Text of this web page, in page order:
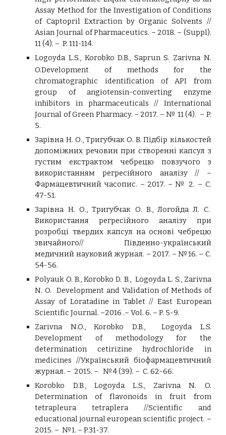
Assay Method for the Investigation of Conditions
of Captopril Extraction by Organic Solvents //
Asian Journal of Pharmaceutics. – 2018. – (Suppl).
11 (4). – P. 111-114.
Logoyda L.S., Korobko D.B., Saprun S. Zarivna N.
O.Development of methods for the
chromatographic identification of API from
group of angiotensin-converting enzyme
inhibitors in pharmaceuticals // International
Journal of Green Pharmacy. – 2017. – № 11 (4). – P.
5.
Зарівна Н. О., Тригубчак О. B. Підбір кількостей
допоміжних речовин при створенні капсул з
густим екстрактом чебрецю повзучого з
використанням регресійного аналізу // –
Фармацевтичний часопис. – 2017. – № 2. – С.
47-51.
Зарівна Н. О., Тригубчак О. B., Логойда Л. С.
Використання регресійного аналізу при
розробці твердих капсул на основі чебрецю
звичайного// Південно-український
медичний науковий журнал. – 2017. – №16. – С.
54-56.
Polyauk O. B., Korobko D. B., Logoyda L. S., Zarivna
N. O. Development and Validation of Methods of
Assay of Loratadine in Tablet // East European
Scientific Journal. –2016 .– Vol. 6. – P. 5-9.
Zarivna
N.O., Korobko D.B., Logoyda L.S.
Development of methodology for the
determination cetirizine hydrochloride in
medicines //Український біофармацевтичний
журнал. – 2015. – №4 (39). – С. 62-66.
Korobko D.B., Logoyda L.S., Zarivna N. O.
Determination of flavonoids in fruit from
tetrapleura tetraplera //Scientific and
educational journal european scientific project. –
2015. – №1. – P.31-37.